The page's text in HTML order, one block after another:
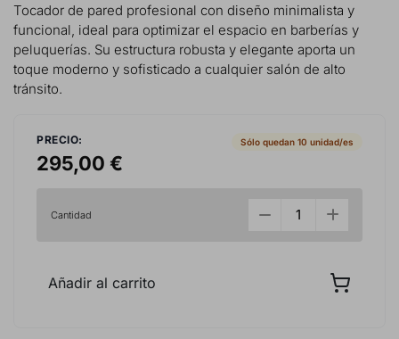
Tocador de pared profesional con diseño minimalista y
funcional, ideal para optimizar el espacio en barberías y
peluquerías. Su estructura robusta y elegante aporta un
toque moderno y sofisticado a cualquier salón de alto
tránsito.
PRECIO:
295,00 €
Sólo quedan 10 unidad/es
Cantidad
Añadir al carrito